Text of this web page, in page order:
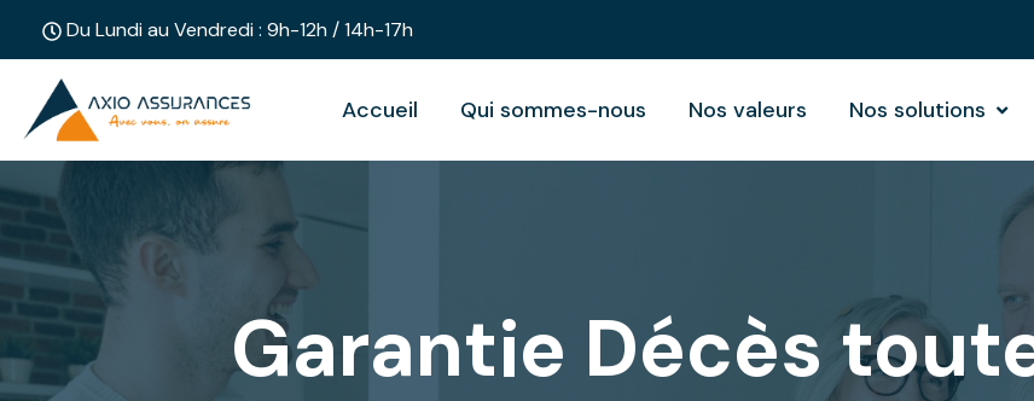
Du Lundi au Vendredi : 9h-12h / 14h-17h
Accueil Qui sommes-nous Nos valeurs Nos solutions
Garantie Décès